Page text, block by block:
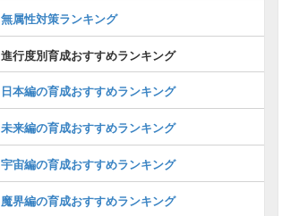
無属性対策ランキング
進行度別育成おすすめランキング
日本編の育成おすすめランキング
未来編の育成おすすめランキング
宇宙編の育成おすすめランキング
魔界編の育成おすすめランキング